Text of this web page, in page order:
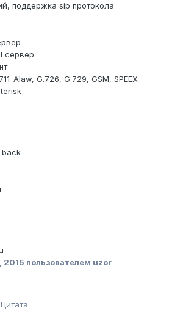
поддержка sip протокола
сервер
Alaw, G.726, G.729, GSM, SPEEX
back
2015 пользователем uzor
Цитата